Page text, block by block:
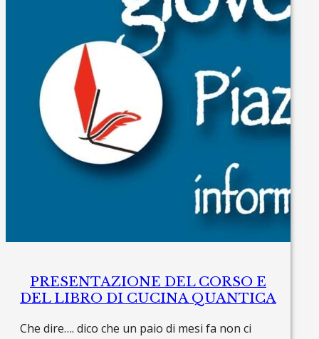
PRESENTAZIONE DEL CORSO E
DEL LIBRO DI CUCINA QUANTICA
Che dire…. dico che un paio di mesi fa non ci